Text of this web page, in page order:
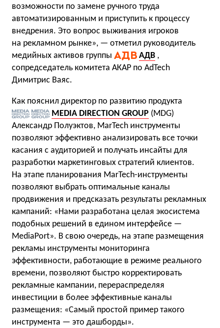
возможности по замене ручного труда
автоматизированным и приступить к процессу
внедрения. Это вопрос выживания игроков
на рекламном рынке», — отметил руководитель
медийных активов группы
АДВ ,
сопредседатель комитета АКАР по AdTech
Димитрис Ваяс.
Как пояснил директор по развитию продукта
MEDIA DIRECTION GROUP (MDG)
Александр Полуэктов, MarTech инструменты
позволяют эффективно анализировать все точки
касания с аудиторией и получать инсайты для
разработки маркетинговых стратегий клиентов.
На этапе планирования MarTech-инструменты
позволяют выбрать оптимальные каналы
продвижения и предсказать результаты рекламных
кампаний: «Нами разработана целая экосистема
подобных решений в едином интерфейсе —
MediaPort». В свою очередь, на этапе размещения
рекламы инструменты мониторинга
эффективности, работающие в режиме реального
времени, позволяют быстро корректировать
рекламные кампании, перераспределяя
инвестиции в более эффективные каналы
размещения: «Самый простой пример такого
инструмента — это дашборды».